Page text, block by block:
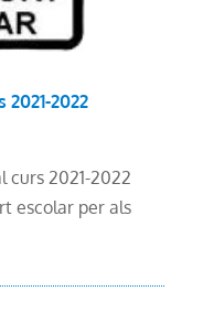
2022
curs 2021-2022
escolar per als